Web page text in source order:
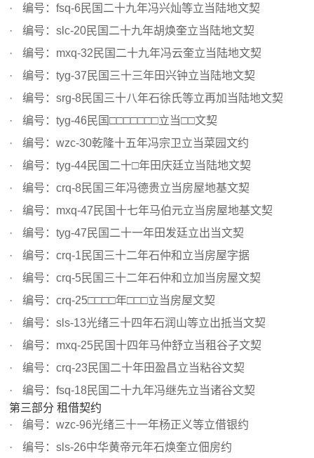
编号：fsq-6民国二十九年冯兴灿等立当陆地文契
编号：slc-20民国二十九年胡焕奎立当陆地文契
编号：mxq-32民国二十九年冯云奎立当陆地文契
编号：tyg-37民国三十三年田兴钟立当陆地文契
编号：srg-8民国三十八年石徐氏等立再加当陆地文契
编号：tyg-46民国□□□□□□□立当□□文契
编号：wzc-30乾隆十五年冯宗卫立当菜园文约
编号：tyg-44民国二十□年田庆廷立当陆地文契
编号：crq-8民国三年冯德贵立当房屋地基文契
编号：mxq-47民国十七年马伯元立当房屋地基文契
编号：tyg-47民国二十一年田发廷立出当文契
编号：crq-1民国三十二年石仲和立当房屋字据
编号：crq-5民国三十二年石仲和立加当房屋文契
编号：crq-25□□□□年□□□立当房屋文契
编号：sls-13光绪三十四年石润山等立出抵当文契
编号：mxq-25民国十四年马仲舒立当租谷子文契
编号：crq-23民国二十年田盈昌立当粘谷文契
编号：fsq-18民国二十九年冯继先立当诸谷文契
第三部分 租借契约
编号：wzc-96光绪三十一年杨正义等立借银约
编号：sls-26中华黄帝元年石焕奎立佃房约